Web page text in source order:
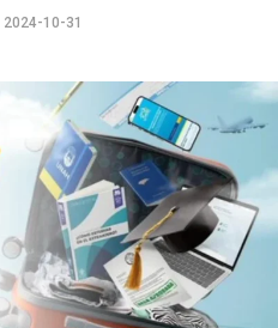
2024-10-31